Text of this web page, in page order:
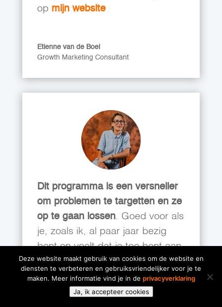
op mijn website
Etienne van de Boel
Growth Marketing Consultant
Dit programma is een versneller
om problemen te targetten en ze
op te gaan lossen. Goed voor als
je, zoals ik, al paar jaar bezig
bent en voelt dat je toe bent aan
de volgende fase. Hoe verder?
Dat was mijn vraag. Ik moest
even ‘vlotgetrokken’ worden en
Deze website maakt gebruik van cookies om de website en
diensten te verbeteren en gebruiksvriendelijker voor je te
maken. Meer informatie vind je in de privacyverklaring
Ja, ik accepteer cookies